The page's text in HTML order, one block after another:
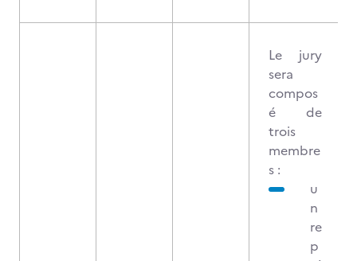
Le jury
sera
compos
é de
trois
membre
s :
u
n
re
p